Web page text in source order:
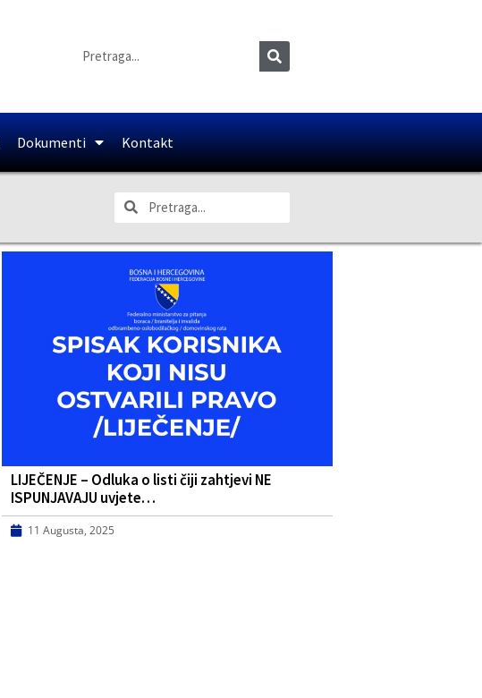
Dokumenti Kontakt
LIJEČENJE – Odluka o listi čiji zahtjevi NE
ISPUNJAVAJU uvjete…
11 Augusta, 2025